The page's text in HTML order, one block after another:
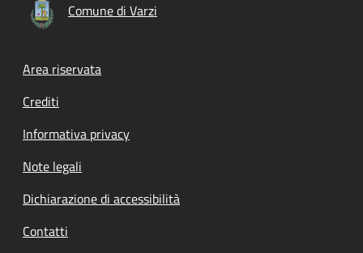
Comune di Varzi
Footer menu
Area riservata
Crediti
Informativa privacy
Note legali
Dichiarazione di accessibilità
Contatti